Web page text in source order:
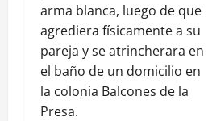
arma blanca, luego de que
agrediera físicamente a su
pareja y se atrincherara en
el baño de un domicilio en
la colonia Balcones de la
Presa.